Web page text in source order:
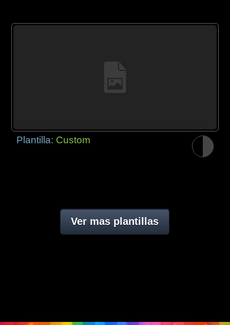
Plantilla: Custom
Ver mas plantillas